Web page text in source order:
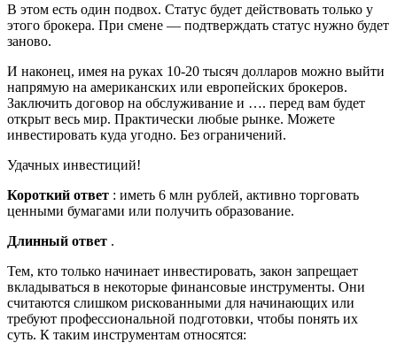
В этом есть один подвох. Статус будет действовать только у
этого брокера. При смене — подтверждать статус нужно будет
заново.
И наконец, имея на руках 10-20 тысяч долларов можно выйти
напрямую на американских или европейских брокеров.
Заключить договор на обслуживание и …. перед вам будет
открыт весь мир. Практически любые рынке. Можете
инвестировать куда угодно. Без ограничений.
Удачных инвестиций!
Короткий ответ : иметь 6 млн рублей, активно торговать
ценными бумагами или получить образование.
Длинный ответ .
Тем, кто только начинает инвестировать, закон запрещает
вкладываться в некоторые финансовые инструменты. Они
считаются слишком рискованными для начинающих или
требуют профессиональной подготовки, чтобы понять их
суть. К таким инструментам относятся: